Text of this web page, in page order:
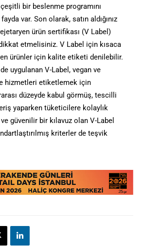
bir beslenme programını
var. Son olarak, satın aldığınız
ürün sertifikası (V Label)
etmelisiniz. V Label için kısaca
ürünler için kalite etiketi denilebilir.
uygulanan V-Label, vegan ve
hizmetleri etiketlemek için
düzeyde kabul görmüş, tescilli
yaparken tüketicilere kolaylık
güvenilir bir kılavuz olan V-Label
kriterler de teşvik